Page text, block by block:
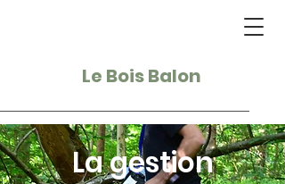
Le Bois Balon
La gestion